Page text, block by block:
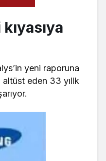
yeni raporuna
altüst eden 33 yıllk